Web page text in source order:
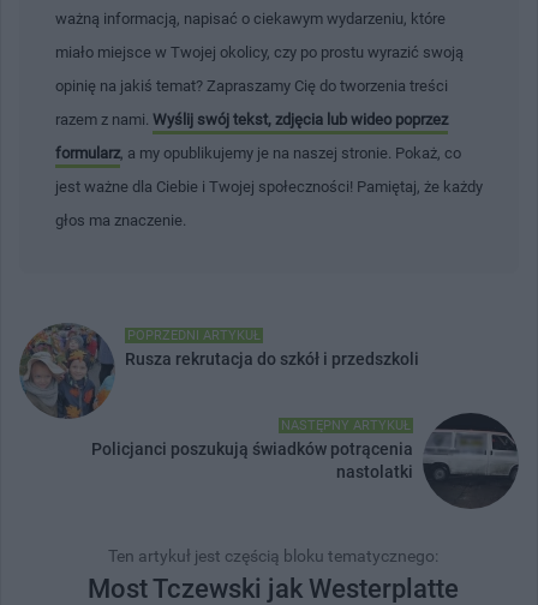
ważną informacją, napisać o ciekawym wydarzeniu, które
miało miejsce w Twojej okolicy, czy po prostu wyrazić swoją
opinię na jakiś temat? Zapraszamy Cię do tworzenia treści
razem z nami. Wyślij swój tekst, zdjęcia lub wideo poprzez
formularz , a my opublikujemy je na naszej stronie. Pokaż, co
jest ważne dla Ciebie i Twojej społeczności! Pamiętaj, że każdy
głos ma znaczenie.
POPRZEDNI ARTYKUŁ
Rusza rekrutacja do szkół i przedszkoli
NASTĘPNY ARTYKUŁ
Policjanci poszukują świadków potrącenia
nastolatki
Ten artykuł jest częścią bloku tematycznego:
Most Tczewski jak Westerplatte